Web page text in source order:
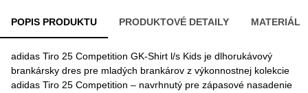
POPIS PRODUKTU PRODUKTOVÉ DETAILY MATERIÁL
adidas Tiro 25 Competition GK-Shirt l/s Kids je dlhorukávový
brankársky dres pre mladých brankárov z výkonnostnej kolekcie
adidas Tiro 25 Competition – navrhnutý pre zápasové nasadenie